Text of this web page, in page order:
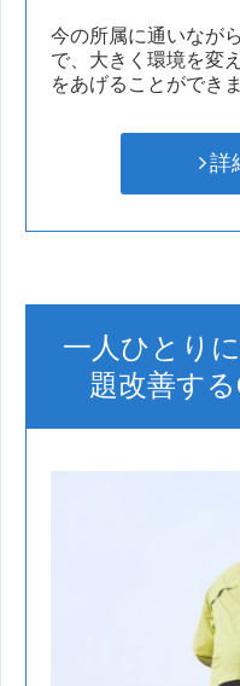
今の所属に通いなが
で、大きく環境を変
をあげることができま
詳
一人ひとり
題改善す